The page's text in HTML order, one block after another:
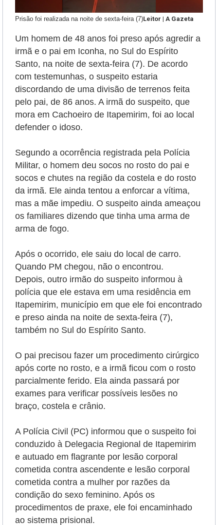
Prisão foi realizada na noite de sexta-feira (7)Leitor | A Gazeta
Um homem de 48 anos foi preso após agredir a
irmã e o pai em Iconha, no Sul do Espírito
Santo, na noite de sexta-feira (7). De acordo
com testemunhas, o suspeito estaria
discordando de uma divisão de terrenos feita
pelo pai, de 86 anos. A irmã do suspeito, que
mora em Cachoeiro de Itapemirim, foi ao local
defender o idoso.
Segundo a ocorrência registrada pela Polícia
Militar, o homem deu socos no rosto do pai e
socos e chutes na região da costela e do rosto
da irmã. Ele ainda tentou a enforcar a vítima,
mas a mãe impediu. O suspeito ainda ameaçou
os familiares dizendo que tinha uma arma de
arma de fogo.
Após o ocorrido, ele saiu do local de carro.
Quando PM chegou, não o encontrou.
Depois, outro irmão do suspeito informou à
polícia que ele estava em uma residência em
Itapemirim, município em que ele foi encontrado
e preso ainda na noite de sexta-feira (7),
também no Sul do Espírito Santo.
O pai precisou fazer um procedimento cirúrgico
após corte no rosto, e a irmã ficou com o rosto
parcialmente ferido. Ela ainda passará por
exames para verificar possíveis lesões no
braço, costela e crânio.
A Polícia Civil (PC) informou que o suspeito foi
conduzido à Delegacia Regional de Itapemirim
e autuado em flagrante por lesão corporal
cometida contra ascendente e lesão corporal
cometida contra a mulher por razões da
condição do sexo feminino. Após os
procedimentos de praxe, ele foi encaminhado
ao sistema prisional.